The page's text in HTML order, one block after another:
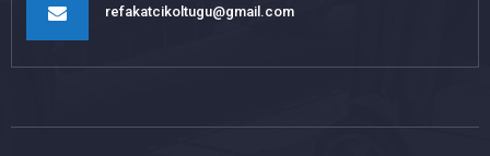
refakatcikoltugu@gmail.com